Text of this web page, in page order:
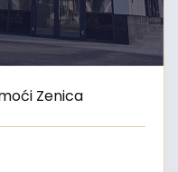
Zenica